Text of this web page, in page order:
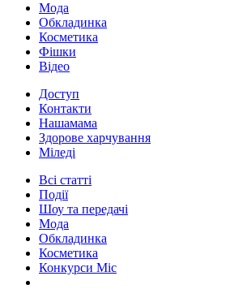
Мода
Обкладинка
Косметика
Фішки
Відео
Доступ
Контакти
Нашамама
Здорове харчування
Міледі
Всі статті
Події
Шоу та передачі
Мода
Обкладинка
Косметика
Конкурси Міс